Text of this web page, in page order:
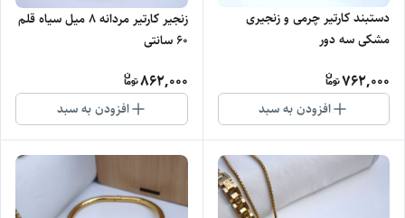
دستبند کارتیر چرمی و زنجیری
مشکی سه دور
762,000
افزودن به سبد
زنجیر کارتیر مردانه 8 میل سیاه قلم
60 سانتی
862,000
افزودن به سبد